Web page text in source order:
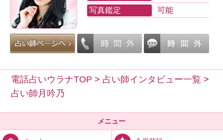
写真鑑定
可能
電話占いウラナTOP > 占い師インタビュー一覧 >
占い師月吟乃
メニュー